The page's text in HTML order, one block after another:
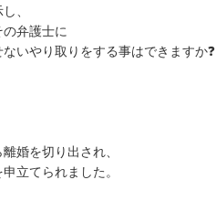
、
弁護士に
いやり取りをする事はできますか❓
婚を切り出され、
立てられました。